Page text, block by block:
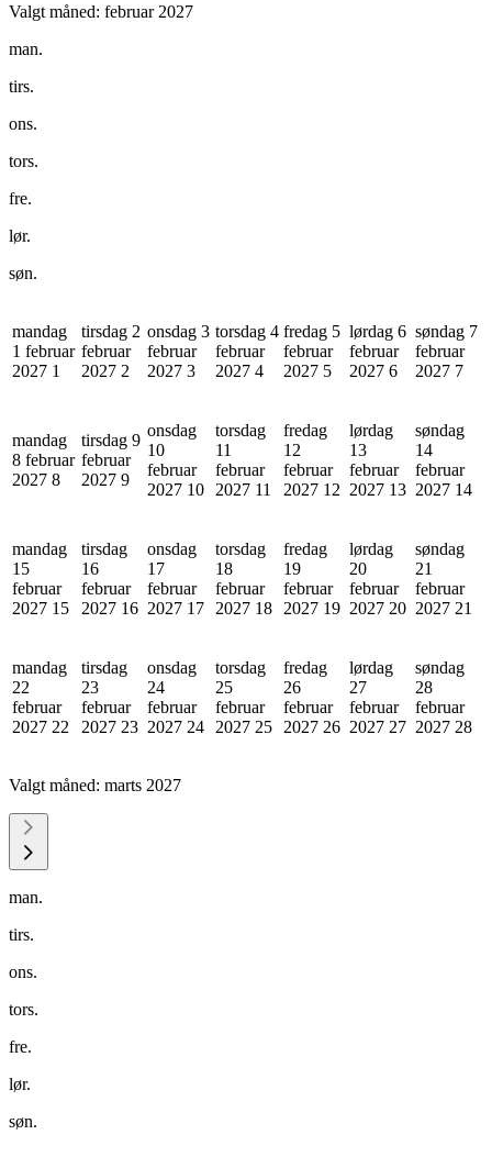
Valgt måned: februar 2027
man.
tirs.
ons.
tors.
fre.
lør.
søn.
mandag
1 februar
2027 1
tirsdag 2
februar
2027 2
onsdag 3
februar
2027 3
torsdag 4
februar
2027 4
fredag 5
februar
2027 5
lørdag 6
februar
2027 6
søndag 7
februar
2027 7
mandag
8 februar
2027 8
tirsdag 9
februar
2027 9
onsdag
10
februar
2027 10
torsdag
11
februar
2027 11
fredag
12
februar
2027 12
lørdag
13
februar
2027 13
søndag
14
februar
2027 14
mandag
15
februar
2027 15
tirsdag
16
februar
2027 16
onsdag
17
februar
2027 17
torsdag
18
februar
2027 18
fredag
19
februar
2027 19
lørdag
20
februar
2027 20
søndag
21
februar
2027 21
mandag
22
februar
2027 22
tirsdag
23
februar
2027 23
onsdag
24
februar
2027 24
torsdag
25
februar
2027 25
fredag
26
februar
2027 26
lørdag
27
februar
2027 27
søndag
28
februar
2027 28
Valgt måned: marts 2027
man.
tirs.
ons.
tors.
fre.
lør.
søn.